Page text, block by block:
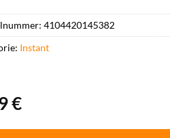
€
4104420145382
Instant